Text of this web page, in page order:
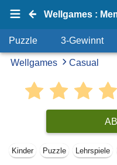
Wellgames :
Puzzle 3-Gewinnt
Wellgames Casual
Kinder Puzzle Lehrspiele